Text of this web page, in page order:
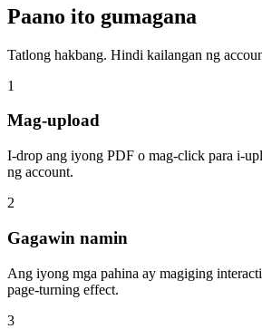
Paano ito gumagana
Tatlong hakbang. Hindi kailangan ng
1
Mag-upload
I-drop ang iyong PDF o mag-click para i-
ng account.
2
Gagawin namin
Ang iyong mga pahina ay magiging
page-turning effect.
3